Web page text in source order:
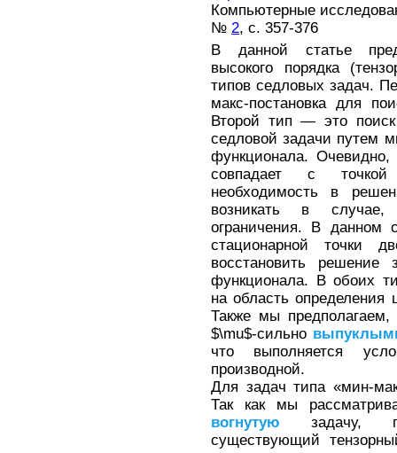
Компьютерные
№ 2, с. 357-376
В данной статье
высокого порядка
типов седловых задач.
макс-постановка для
Второй тип — это поиск
седловой задачи путем
функционала. Очевидно,
совпадает с
необходимость в
возникать в случае,
ограничения. В данном
стационарной точки
восстановить решение
функционала. В обоих
на область определения
Также мы предполагаем,
$\mu$-сильно
что выполняется
производной.
Для задач типа «мин-
Так как мы
вогнутую задачу,
существующий